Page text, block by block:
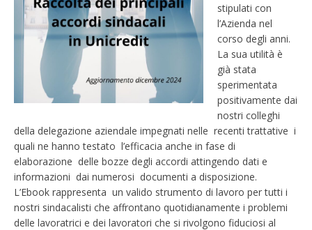
stipulati con
l’Azienda nel
corso degli anni.
La sua utilità è
già stata
sperimentata
positivamente dai
nostri colleghi
della delegazione aziendale impegnati nelle recenti trattative i
quali ne hanno testato l’efficacia anche in fase di
elaborazione delle bozze degli accordi attingendo dati e
informazioni dai numerosi documenti a disposizione.
L’Ebook rappresenta un valido strumento di lavoro per tutti i
nostri sindacalisti che affrontano quotidianamente i problemi
delle lavoratrici e dei lavoratori che si rivolgono fiduciosi al